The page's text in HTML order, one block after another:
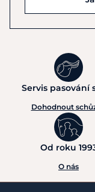
Servis pasování
Dohodnout
Od roku
O nás